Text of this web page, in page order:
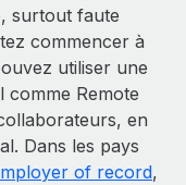
surtout faute
commencer à
utiliser une
comme Remote
en
Dans les pays
of record,